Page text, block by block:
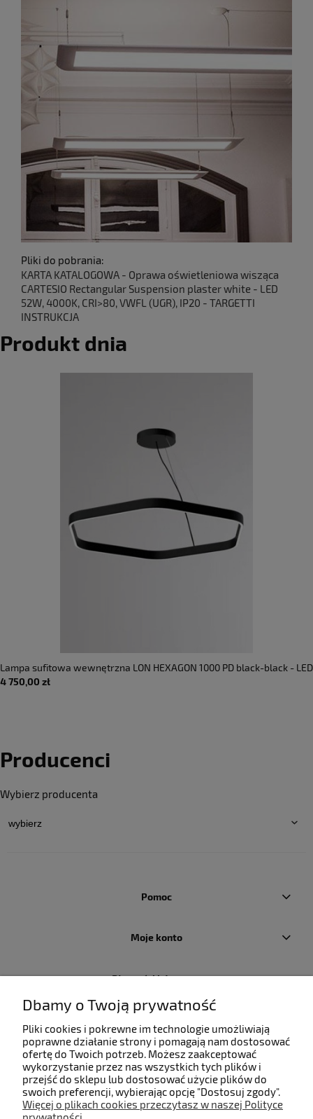
Pliki do pobrania:
KARTA KATALOGOWA - Oprawa oświetleniowa wisząca
CARTESIO Rectangular Suspension plaster white - LED
52W, 4000K, CRI>80, VWFL (UGR), IP20 - TARGETTI
INSTRUKCJA
Produkt dnia
Lampa sufitowa wewnętrzna LON HEXAGON 1000 PD black-black - LED
33W 3000K 2010lm IP20 - MOLTO LUCE
4 750,00 zł
Producenci
Wybierz producenta
Pomoc
Moje konto
Płatności i dostawa
O nas
Dbamy o Twoją prywatność
Pliki cookies i pokrewne im technologie umożliwiają
poprawne działanie strony i pomagają nam dostosować
ofertę do Twoich potrzeb. Możesz zaakceptować
wykorzystanie przez nas wszystkich tych plików i
przejść do sklepu lub dostosować użycie plików do
swoich preferencji, wybierając opcję "Dostosuj zgody".
Więcej o plikach cookies przeczytasz w naszej Polityce